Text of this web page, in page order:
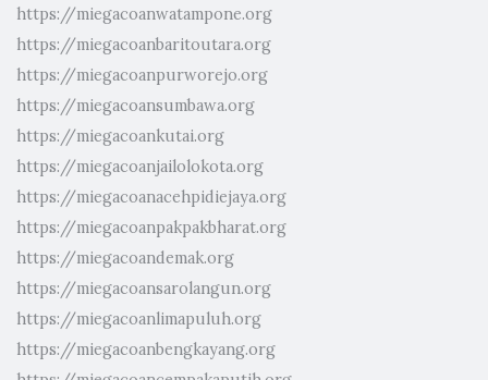
https://miegacoanwatampone.org
https://miegacoanbaritoutara.org
https://miegacoanpurworejo.org
https://miegacoansumbawa.org
https://miegacoankutai.org
https://miegacoanjailolokota.org
https://miegacoanacehpidiejaya.org
https://miegacoanpakpakbharat.org
https://miegacoandemak.org
https://miegacoansarolangun.org
https://miegacoanlimapuluh.org
https://miegacoanbengkayang.org